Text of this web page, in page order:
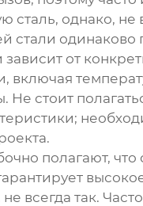
сталь, однако, не
стали одинаково
от
включая
Не стоит
полагают, что
всегда так.